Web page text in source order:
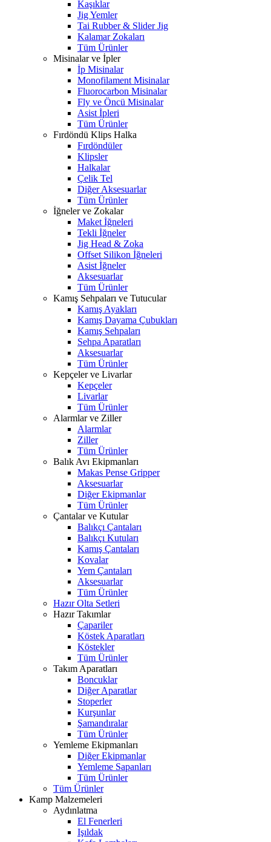
Kaşıklar
Jig Yemler
Tai Rubber & Slider Jig
Kalamar Zokaları
Tüm Ürünler
Misinalar ve İpler
İp Misinalar
Monofilament Misinalar
Fluorocarbon Misinalar
Fly ve Öncü Misinalar
Asist İpleri
Tüm Ürünler
Fırdöndü Klips Halka
Fırdöndüler
Klipsler
Halkalar
Çelik Tel
Diğer Aksesuarlar
Tüm Ürünler
İğneler ve Zokalar
Maket İğneleri
Tekli İğneler
Jig Head & Zoka
Offset Silikon İğneleri
Asist İğneler
Aksesuarlar
Tüm Ürünler
Kamış Sehpaları ve Tutucular
Kamış Ayakları
Kamış Dayama Çubukları
Kamış Sehpaları
Sehpa Aparatları
Aksesuarlar
Tüm Ürünler
Kepçeler ve Livarlar
Kepçeler
Livarlar
Tüm Ürünler
Alarmlar ve Ziller
Alarmlar
Ziller
Tüm Ürünler
Balık Avı Ekipmanları
Makas Pense Gripper
Aksesuarlar
Diğer Ekipmanlar
Tüm Ürünler
Çantalar ve Kutular
Balıkçı Çantaları
Balıkçı Kutuları
Kamış Çantaları
Kovalar
Yem Çantaları
Aksesuarlar
Tüm Ürünler
Hazır Olta Setleri
Hazır Takımlar
Çapariler
Köstek Aparatları
Köstekler
Tüm Ürünler
Takım Aparatları
Boncuklar
Diğer Aparatlar
Stoperler
Kurşunlar
Şamandıralar
Tüm Ürünler
Yemleme Ekipmanları
Diğer Ekipmanlar
Yemleme Sapanları
Tüm Ürünler
Tüm Ürünler
Kamp Malzemeleri
Aydınlatma
El Fenerleri
Işıldak